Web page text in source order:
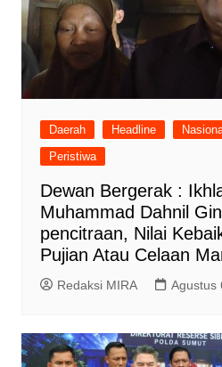
Daerah Headline
Peristiwa
Dewan Bergerak :
Muhammad Dahnil
pencitraan, Nilai
Pujian Atau Celaan
Redaksi MIRA Agustus